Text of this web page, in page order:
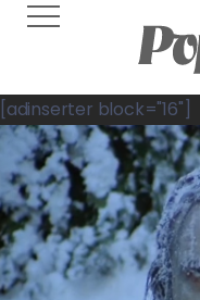
[adinserter block="16"]